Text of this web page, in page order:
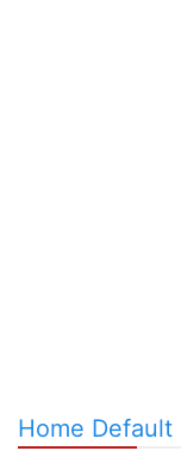
Home Default